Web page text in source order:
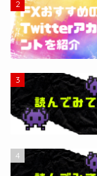
2
3
4